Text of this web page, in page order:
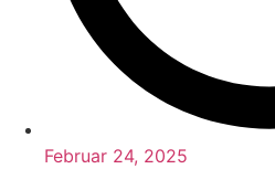
Februar 24, 2025